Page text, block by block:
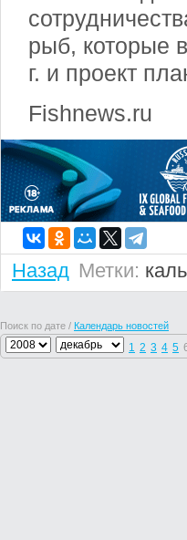
рыб, которые
г. и проект
Fishnews.ru
Назад Метки:
Поиск по дате / Календарь новостей
1 2 3 4 5